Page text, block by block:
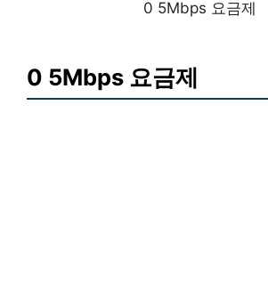
0 5Mbps 요금제
0 5Mbps 요금제